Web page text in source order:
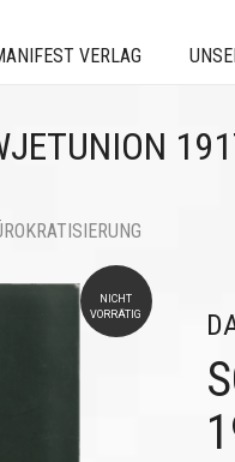
VERLAG
NICHT
VORRÄTIG